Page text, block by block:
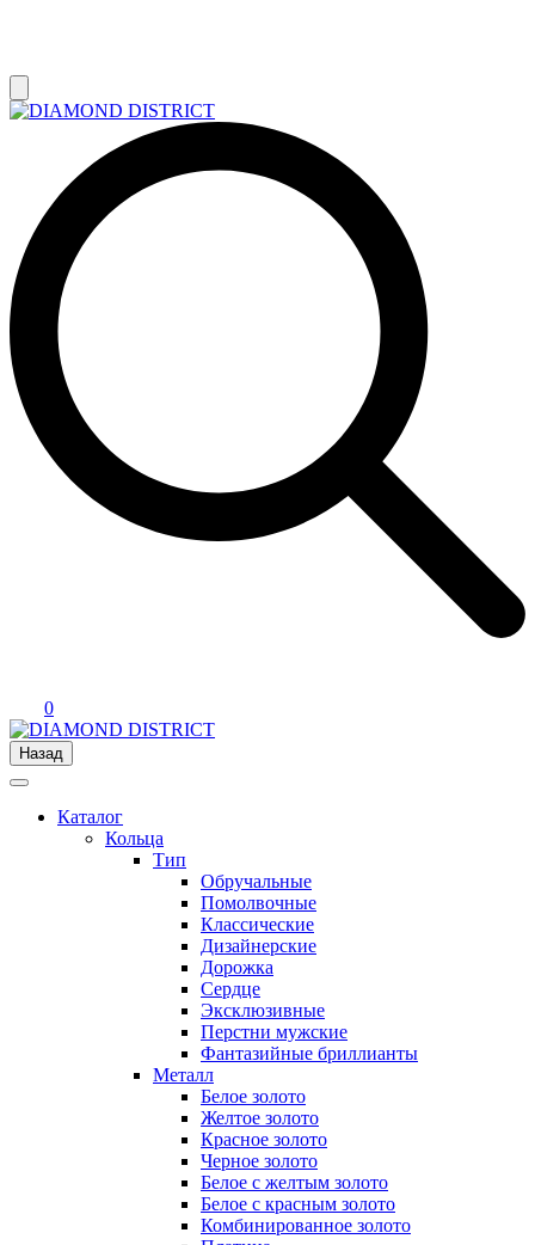
0
Назад
Каталог
Кольца
Тип
Обручальные
Помолвочные
Классические
Дизайнерские
Дорожка
Сердце
Эксклюзивные
Перстни мужские
Фантазийные бриллианты
Металл
Белое золото
Желтое золото
Красное золото
Черное золото
Белое с желтым золото
Белое с красным золото
Комбинированное золото